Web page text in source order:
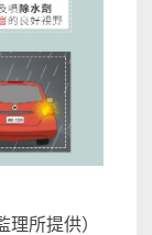
所提供）